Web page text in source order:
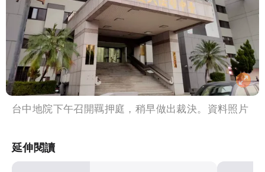
台中地院下午召開羈押庭，稍早做出裁決。資料照片
延伸閱讀